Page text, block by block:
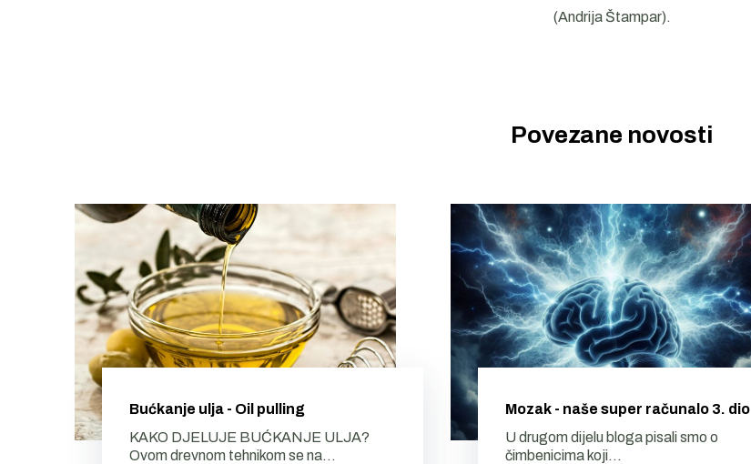
(Andrija Štampar).
Povezane novosti
Bućkanje ulja - Oil pulling
KAKO DJELUJE BUĆKANJE ULJA?
Ovom drevnom tehnikom se na...
Mozak - naše super računalo 3. dio
U drugom dijelu bloga pisali smo o
čimbenicima koji...